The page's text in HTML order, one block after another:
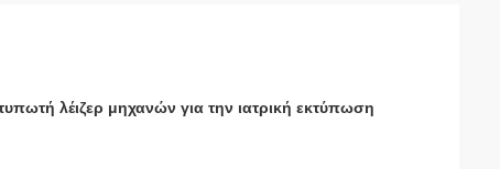
λέιζερ μηχανών για την ιατρική εκτύπωση